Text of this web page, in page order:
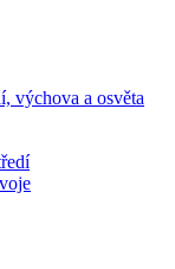
výchova a osvěta